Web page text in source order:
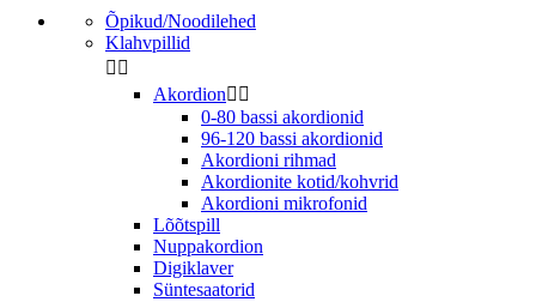
Õpikud/Noodilehed
Klahvpillid
 
Akordion 
0-80 bassi akordionid
96-120 bassi akordionid
Akordioni rihmad
Akordionite kotid/kohvrid
Akordioni mikrofonid
Lõõtspill
Nuppakordion
Digiklaver
Süntesaatorid